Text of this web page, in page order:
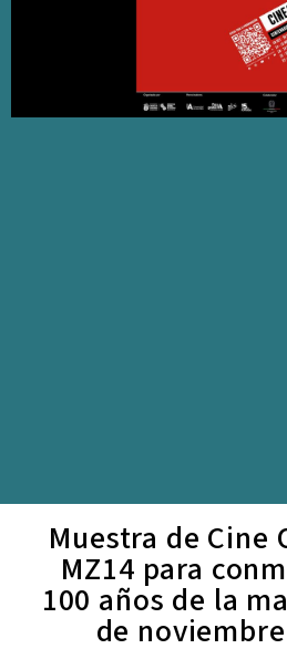
Muestra de Cine
MZ14 para
100 años de la
de